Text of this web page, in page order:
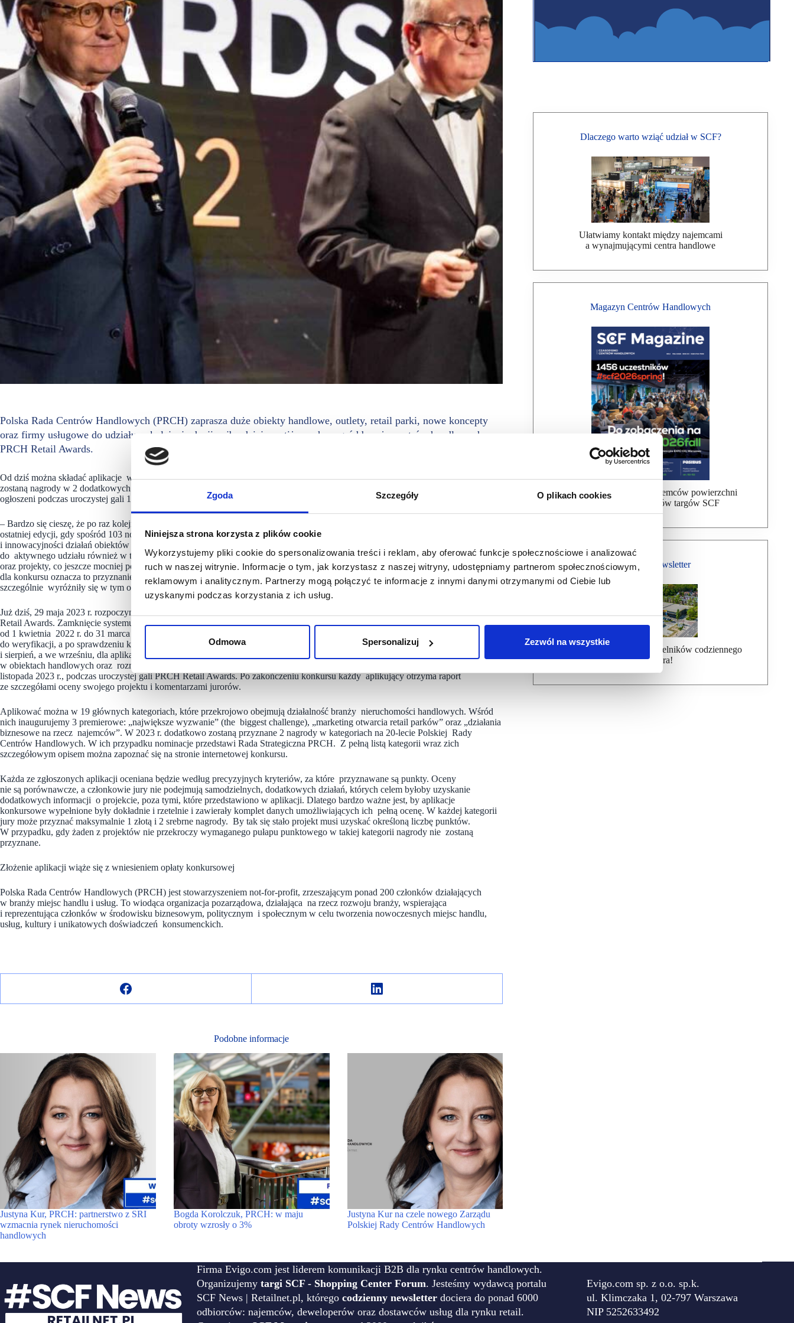
Zgoda Szczegóły O plikach cookies
Niniejsza strona korzysta z plików cookie
Wykorzystujemy pliki cookie do spersonalizowania treści i reklam, aby oferować funkcje społecznościowe i analizować
ruch w naszej witrynie. Informacje o tym, jak korzystasz z naszej witryny, udostępniamy partnerom społecznościowym,
reklamowym i analitycznym. Partnerzy mogą połączyć te informacje z innymi danymi otrzymanymi od Ciebie lub
uzyskanymi podczas korzystania z ich usług.
Odmowa Spersonalizuj Zezwól na wszystkie
Polska Rada Centrów Handlowych (PRCH) zaprasza duże obiekty handlowe, outlety, retail parki, nowe koncepty
oraz firmy usługowe do udziału w kolejnej edycji najbardziej prestiżowych nagród branży centrów handlowych –
PRCH Retail Awards.
Od dziś można składać aplikacje w 19 głównych kategoriach konkursowych, a dodatkowo z okazji 20-lecia PRCH, przyznane
zostaną nagrody w 2 dodatkowych kategoriach: Człowiek/Osobowość oraz Obiekt/Firma 20-lecia. Laureaci konkursu zostaną
ogłoszeni podczas uroczystej gali 16. listopada 2023 r.
– Bardzo się cieszę, że po raz kolejny możemy zaprosić branżę do udziału w konkursie PRCH Retail Awards. Znakomity poziom
ostatniej edycji, gdy spośród 103 nominowanych projektów mogliśmy nagrodzić łącznie aż 35 aplikacji, jest potwierdzeniem jakości
i innowacyjności działań obiektów handlowych i związanych z nimi firm, świadczących usługi dla naszej branży. Dlatego zachęcam
do aktywnego udziału również w tegorocznej edycji konkursu i zgłaszania aplikacji opisujących najciekawsze działania
oraz projekty, co jeszcze mocniej podniesie konkurencję i temperaturę prac jury. W tym roku dodatkowo świętujemy 20-lecie PRCH,
dla konkursu oznacza to przyznanie nagród w kategoriach specjalnych, podsumowujących osobowość oraz projekt lub firmę, które
szczególnie wyróżniły się w tym okresie – mówi Krzysztof Poznański, dyrektor zarządzający Polskiej Rady Centrów Handlowych.
Już dziś, 29 maja 2023 r. rozpoczyna się przyjmowanie zgłoszeń poprzez specjalny system aplikacyjny na stronie internetowej PRCH
Retail Awards. Zamknięcie systemu planowane jest na 25 czerwca 2023 r. Można zgłaszać projekty, które były prowadzone w okresie
od 1 kwietnia 2022 r. do 31 marca 2023 r. Po wypełnieniu i ostatecznym zapisaniu aplikacji przez zgłaszającego trafia ona
do weryfikacji, a po sprawdzeniu kompletności jest przekazywana do oceny jury. Prace tego gremium zaplanowano na lipiec
i sierpień, a we wrześniu, dla aplikacji zakwalifikowanych do drugiego etapu oceny, przewidziane są wizytacje członków jury
w obiektach handlowych oraz rozmowy z dyrektorami i marketing managerami. Ogłoszenie wyników konkursu odbędzie się 16.
listopada 2023 r., podczas uroczystej gali PRCH Retail Awards. Po zakończeniu konkursu każdy aplikujący otrzyma raport
ze szczegółami oceny swojego projektu i komentarzami jurorów.
Aplikować można w 19 głównych kategoriach, które przekrojowo obejmują działalność branży nieruchomości handlowych. Wśród
nich inaugurujemy 3 premierowe: „największe wyzwanie” (the biggest challenge), „marketing otwarcia retail parków” oraz „działania
biznesowe na rzecz najemców”. W 2023 r. dodatkowo zostaną przyznane 2 nagrody w kategoriach na 20-lecie Polskiej Rady
Centrów Handlowych. W ich przypadku nominacje przedstawi Rada Strategiczna PRCH. Z pełną listą kategorii wraz zich
szczegółowym opisem można zapoznać się na stronie internetowej konkursu.
Każda ze zgłoszonych aplikacji oceniana będzie według precyzyjnych kryteriów, za które przyznawane są punkty. Oceny
nie są porównawcze, a członkowie jury nie podejmują samodzielnych, dodatkowych działań, których celem byłoby uzyskanie
dodatkowych informacji o projekcie, poza tymi, które przedstawiono w aplikacji. Dlatego bardzo ważne jest, by aplikacje
konkursowe wypełnione były dokładnie i rzetelnie i zawierały komplet danych umożliwiających ich pełną ocenę. W każdej kategorii
jury może przyznać maksymalnie 1 złotą i 2 srebrne nagrody. By tak się stało projekt musi uzyskać określoną liczbę punktów.
W przypadku, gdy żaden z projektów nie przekroczy wymaganego pułapu punktowego w takiej kategorii nagrody nie zostaną
przyznane.
Złożenie aplikacji wiąże się z wniesieniem opłaty konkursowej
Polska Rada Centrów Handlowych (PRCH) jest stowarzyszeniem not-for-profit, zrzeszającym ponad 200 członków działających
w branży miejsc handlu i usług. To wiodąca organizacja pozarządowa, działająca na rzecz rozwoju branży, wspierająca
i reprezentująca członków w środowisku biznesowym, politycznym i społecznym w celu tworzenia nowoczesnych miejsc handlu,
usług, kultury i unikatowych doświadczeń konsumenckich.
Podobne informacje
Justyna Kur, PRCH: partnerstwo z SRI
wzmacnia rynek nieruchomości
handlowych
Bogda Korolczuk, PRCH: w maju
obroty wzrosły o 3%
Justyna Kur na czele nowego Zarządu
Polskiej Rady Centrów Handlowych
Dlaczego warto wziąć udział w SCF?
Ułatwiamy kontakt między najemcami
a wynajmującymi centra handlowe
Magazyn Centrów Handlowych
Bezpłatna wysyłka dla najemców powierzchni
handlowej, uczestników targów SCF
Bezpłatny Newsletter
Dołącz do ponad 7000 czytelników codziennego
newslettera!
Firma Evigo.com jest liderem komunikacji B2B dla rynku centrów handlowych.
Organizujemy targi SCF - Shopping Center Forum. Jesteśmy wydawcą portalu
SCF News | Retailnet.pl, którego codzienny newsletter dociera do ponad 6000
odbiorców: najemców, deweloperów oraz dostawców usług dla rynku retail.
Evigo.com sp. z o.o. sp.k.
ul. Klimczaka 1, 02-797 Warszawa
NIP 5252633492